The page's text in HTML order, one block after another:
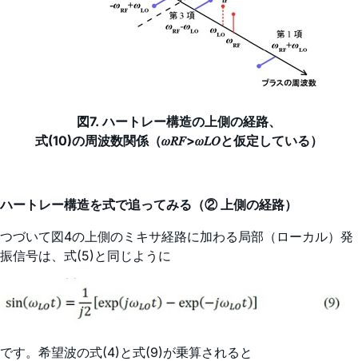
図7. ハートレー構造の上側の経路、
式(10)の周波数関係（𝜔𝑅𝐹>𝜔𝐿𝑂と仮定している）
ハートレー構造を式で追ってみる（② 上側の経路）
つづいて図4の上側のミキサ経路に加わる局部（ローカル）発
振信号は、式(5)と同じように
です。希望波の式(4)と式(9)が乗算されると